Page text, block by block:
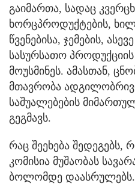
გაიმართა, სადაც
ხორცპროდუქტების,
წვენებისა, ჯემების,
სასურსათო
მოუსმინეს. ამასთან,
მთავრობა
საშუალებების
გეგმავს.
რაც შეეხება
კომისია მუშაობას
ბოლომდე დაასრულებს.